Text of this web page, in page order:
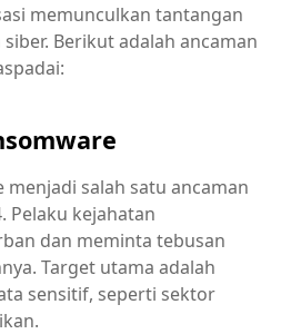
memunculkan tantangan
Berikut adalah ancaman
salah satu ancaman
Pelaku kejahatan
dan meminta tebusan
Target utama adalah
sensitif, seperti sektor